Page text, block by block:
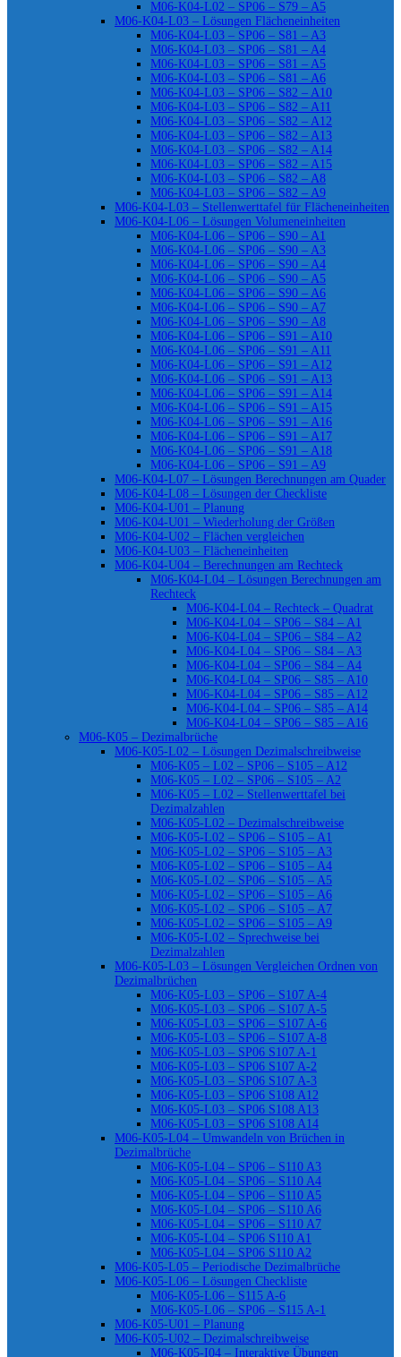
M06-K04-L02 – SP06 – S79 – A5
M06-K04-L03 – Lösungen Flächeneinheiten
M06-K04-L03 – SP06 – S81 – A3
M06-K04-L03 – SP06 – S81 – A4
M06-K04-L03 – SP06 – S81 – A5
M06-K04-L03 – SP06 – S81 – A6
M06-K04-L03 – SP06 – S82 – A10
M06-K04-L03 – SP06 – S82 – A11
M06-K04-L03 – SP06 – S82 – A12
M06-K04-L03 – SP06 – S82 – A13
M06-K04-L03 – SP06 – S82 – A14
M06-K04-L03 – SP06 – S82 – A15
M06-K04-L03 – SP06 – S82 – A8
M06-K04-L03 – SP06 – S82 – A9
M06-K04-L03 – Stellenwerttafel für Flächeneinheiten
M06-K04-L06 – Lösungen Volumeneinheiten
M06-K04-L06 – SP06 – S90 – A1
M06-K04-L06 – SP06 – S90 – A3
M06-K04-L06 – SP06 – S90 – A4
M06-K04-L06 – SP06 – S90 – A5
M06-K04-L06 – SP06 – S90 – A6
M06-K04-L06 – SP06 – S90 – A7
M06-K04-L06 – SP06 – S90 – A8
M06-K04-L06 – SP06 – S91 – A10
M06-K04-L06 – SP06 – S91 – A11
M06-K04-L06 – SP06 – S91 – A12
M06-K04-L06 – SP06 – S91 – A13
M06-K04-L06 – SP06 – S91 – A14
M06-K04-L06 – SP06 – S91 – A15
M06-K04-L06 – SP06 – S91 – A16
M06-K04-L06 – SP06 – S91 – A17
M06-K04-L06 – SP06 – S91 – A18
M06-K04-L06 – SP06 – S91 – A9
M06-K04-L07 – Lösungen Berechnungen am Quader
M06-K04-L08 – Lösungen der Checkliste
M06-K04-U01 – Planung
M06-K04-U01 – Wiederholung der Größen
M06-K04-U02 – Flächen vergleichen
M06-K04-U03 – Flächeneinheiten
M06-K04-U04 – Berechnungen am Rechteck
M06-K04-L04 – Lösungen Berechnungen am
Rechteck
M06-K04-L04 – Rechteck – Quadrat
M06-K04-L04 – SP06 – S84 – A1
M06-K04-L04 – SP06 – S84 – A2
M06-K04-L04 – SP06 – S84 – A3
M06-K04-L04 – SP06 – S84 – A4
M06-K04-L04 – SP06 – S85 – A10
M06-K04-L04 – SP06 – S85 – A12
M06-K04-L04 – SP06 – S85 – A14
M06-K04-L04 – SP06 – S85 – A16
M06-K05 – Dezimalbrüche
M06-K05-L02 – Lösungen Dezimalschreibweise
M06-K05 – L02 – SP06 – S105 – A12
M06-K05 – L02 – SP06 – S105 – A2
M06-K05 – L02 – Stellenwerttafel bei
Dezimalzahlen
M06-K05-L02 – Dezimalschreibweise
M06-K05-L02 – SP06 – S105 – A1
M06-K05-L02 – SP06 – S105 – A3
M06-K05-L02 – SP06 – S105 – A4
M06-K05-L02 – SP06 – S105 – A5
M06-K05-L02 – SP06 – S105 – A6
M06-K05-L02 – SP06 – S105 – A7
M06-K05-L02 – SP06 – S105 – A9
M06-K05-L02 – Sprechweise bei
Dezimalzahlen
M06-K05-L03 – Lösungen Vergleichen Ordnen von
Dezimalbrüchen
M06-K05-L03 – SP06 – S107 A-4
M06-K05-L03 – SP06 – S107 A-5
M06-K05-L03 – SP06 – S107 A-6
M06-K05-L03 – SP06 – S107 A-8
M06-K05-L03 – SP06 S107 A-1
M06-K05-L03 – SP06 S107 A-2
M06-K05-L03 – SP06 S107 A-3
M06-K05-L03 – SP06 S108 A12
M06-K05-L03 – SP06 S108 A13
M06-K05-L03 – SP06 S108 A14
M06-K05-L04 – Umwandeln von Brüchen in
Dezimalbrüche
M06-K05-L04 – SP06 – S110 A3
M06-K05-L04 – SP06 – S110 A4
M06-K05-L04 – SP06 – S110 A5
M06-K05-L04 – SP06 – S110 A6
M06-K05-L04 – SP06 – S110 A7
M06-K05-L04 – SP06 S110 A1
M06-K05-L04 – SP06 S110 A2
M06-K05-L05 – Periodische Dezimalbrüche
M06-K05-L06 – Lösungen Checkliste
M06-K05-L06 – S115 A-6
M06-K05-L06 – SP06 – S115 A-1
M06-K05-U01 – Planung
M06-K05-U02 – Dezimalschreibweise
M06-K05-I04 – Interaktive Übungen